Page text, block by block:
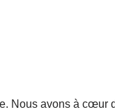
Nous avons à